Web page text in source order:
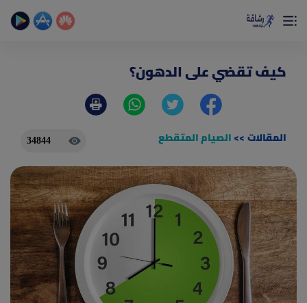
×
حساب الخطوات اليومية _ حساب السعرات _ تمارين منزلية
الصفحة الرئيسية(current)
المقالات
جديد
ادوات رشاقة
من نحن(current)
الأسئلة الشائعة
كيف تقضي على الدهون؟
المقالات>>الصيام المتقطع 34844